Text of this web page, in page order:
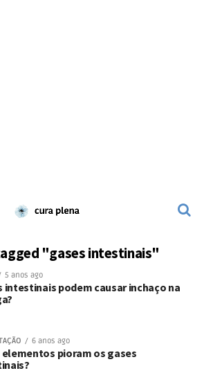
"gases intestinais"
5 anos ago
intestinais podem causar inchaço na
6 anos ago
elementos pioram os gases